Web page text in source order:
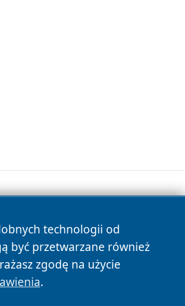
technologii od
być przetwarzane również
zgodę na użycie
.